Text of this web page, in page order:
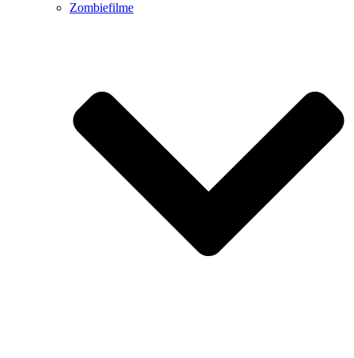
Zombiefilme